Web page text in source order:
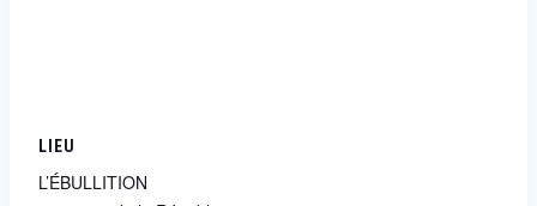
LIEU
L’ÉBULLITION